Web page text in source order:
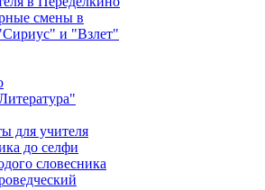
смены в
и "Взлет"
для учителя
до селфи
словесника